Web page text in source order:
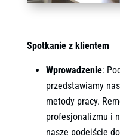
Spotkanie z klientem
Wprowadzenie:
przedstawiamy
metody pracy.
profesjonalizmu i
nasze podejście